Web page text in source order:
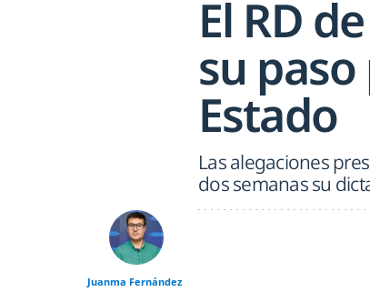
El RD
su
Estado
Las alegaciones
dos semanas su
Juanma Fernández